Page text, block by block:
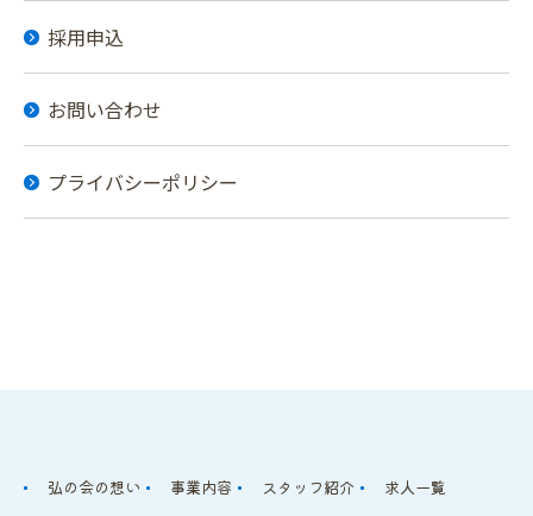
採用申込
お問い合わせ
プライバシーポリシー
弘の会の想い 事業内容 スタッフ紹介 求人一覧